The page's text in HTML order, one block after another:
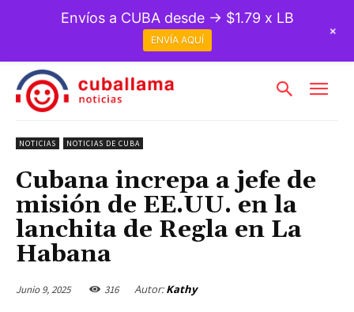
NOTICIAS NOTICIAS DE CUBA
Cubana increpa a jefe de
misión de EE.UU. en la
lanchita de Regla en La
Habana
Junio 9, 2025 316 Autor: Kathy
Envíos a CUBA desde → $1.79 x LB
ENVÍA AQUÍ
+